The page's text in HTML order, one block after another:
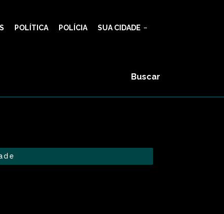
POLÍTICA POLÍCIA SUA CIDADE
Buscar